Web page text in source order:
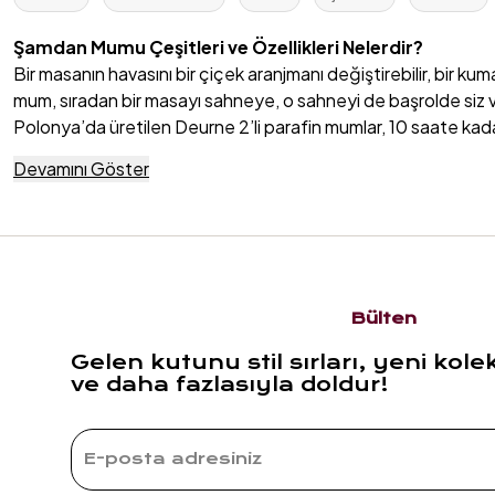
Şamdan Mumu Çeşitleri ve Özellikleri Nelerdir?
Bir masanın havasını bir çiçek aranjmanı değiştirebilir, bir
mum, sıradan bir masayı sahneye, o sahneyi de başrolde
Polonya’da üretilen Deurne 2’li parafin mumlar, 10 saate
Işık her duygunun taşıyıcısıdır. Bir bakışın altını çizer, bir
Zarif cam ya da metal şamdanlarla birleşen uzun ince mum
Bu yüzden sofra dekorasyonu söz konusu olduğunda,
Doğum günleri, yıl dönümleri, davet sofraları… Ne
Deurne mumları, sofra dekorasyonu
için adeta bir imza gibi.
Devamını Göster
Bülten
Gelen kutunu stil sırları, yeni
ve daha fazlasıyla doldur!